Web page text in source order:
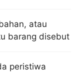
atau
barang disebut
peristiwa